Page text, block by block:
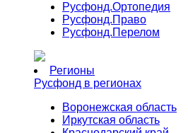
Русфонд.Ортопедия
Русфонд.Право
Русфонд.Перелом
Регионы
Русфонд в регионах
Воронежская область
Иркутская область